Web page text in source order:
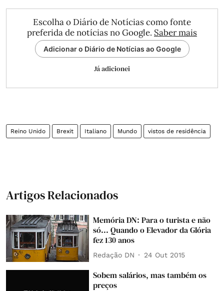
Escolha o Diário de Notícias como fonte
preferida de notícias no Google. Saber mais
Adicionar o Diário de Notícias ao Google
Já adicionei
Reino Unido Brexit Italiano Mundo vistos de residência
Artigos Relacionados
Memória DN: Para o turista e não
só... Quando o Elevador da Glória
fez 130 anos
Redação DN 24 Out 2015
Sobem salários, mas também os
preços